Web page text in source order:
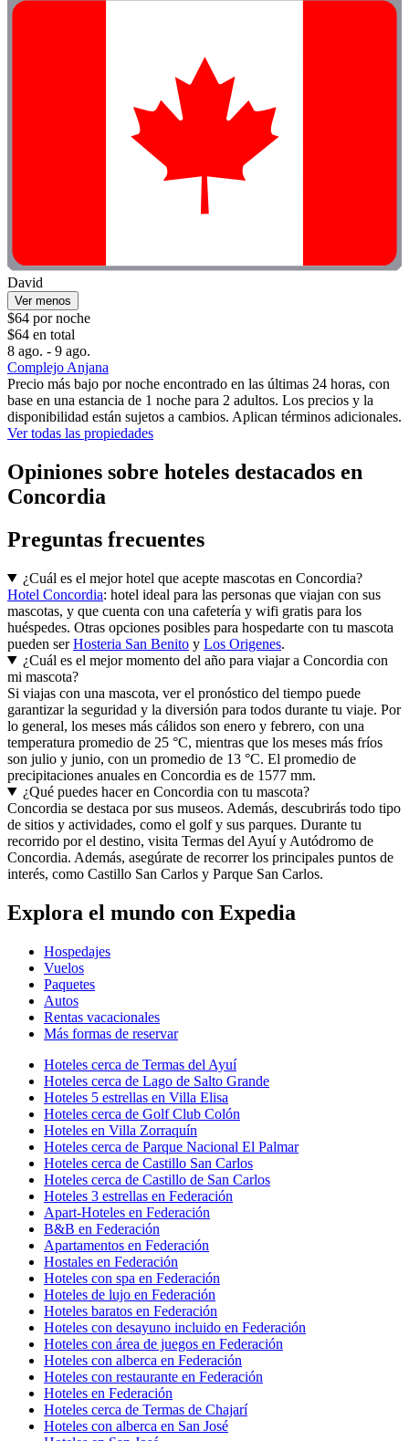
David
Ver menos
$64 por noche
$64 en total
8 ago. - 9 ago.
Complejo Anjana
Precio más bajo por noche encontrado en las últimas 24 horas, con
base en una estancia de 1 noche para 2 adultos. Los precios y la
disponibilidad están sujetos a cambios. Aplican términos adicionales.
Ver todas las propiedades
Opiniones sobre hoteles destacados en
Concordia
Preguntas frecuentes
¿Cuál es el mejor hotel que acepte mascotas en Concordia?
Hotel Concordia: hotel ideal para las personas que viajan con sus
mascotas, y que cuenta con una cafetería y wifi gratis para los
huéspedes. Otras opciones posibles para hospedarte con tu mascota
pueden serHosteria San Benito y Los Origenes.
¿Cuál es el mejor momento del año para viajar a Concordia con
mi mascota?
Si viajas con una mascota, ver el pronóstico del tiempo puede
garantizar la seguridad y la diversión para todos durante tu viaje. Por
lo general, los meses más cálidos son enero y febrero, con una
temperatura promedio de 25 °C, mientras que los meses más fríos
son julio y junio, con un promedio de 13 °C. El promedio de
precipitaciones anuales en Concordia es de 1577 mm.
¿Qué puedes hacer en Concordia con tu mascota?
Concordia se destaca por sus museos. Además, descubrirás todo tipo
de sitios y actividades, como el golf y sus parques. Durante tu
recorrido por el destino, visita Termas del Ayuí y Autódromo de
Concordia. Además, asegúrate de recorrer los principales puntos de
interés, como Castillo San Carlos y Parque San Carlos.
Explora el mundo con Expedia
Hospedajes
Vuelos
Paquetes
Autos
Rentas vacacionales
Más formas de reservar
Hoteles cerca de Termas del Ayuí
Hoteles cerca de Lago de Salto Grande
Hoteles 5 estrellas en Villa Elisa
Hoteles cerca de Golf Club Colón
Hoteles en Villa Zorraquín
Hoteles cerca de Parque Nacional El Palmar
Hoteles cerca de Castillo San Carlos
Hoteles cerca de Castillo de San Carlos
Hoteles 3 estrellas en Federación
Apart-Hoteles en Federación
B&B en Federación
Apartamentos en Federación
Hostales en Federación
Hoteles con spa en Federación
Hoteles de lujo en Federación
Hoteles baratos en Federación
Hoteles con desayuno incluido en Federación
Hoteles con área de juegos en Federación
Hoteles con alberca en Federación
Hoteles con restaurante en Federación
Hoteles en Federación
Hoteles cerca de Termas de Chajarí
Hoteles con alberca en San José